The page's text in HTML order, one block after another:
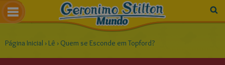
Página Inicial › Lê › Quem se Esconde em Topford?